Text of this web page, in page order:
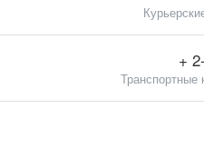
+
Транспортные